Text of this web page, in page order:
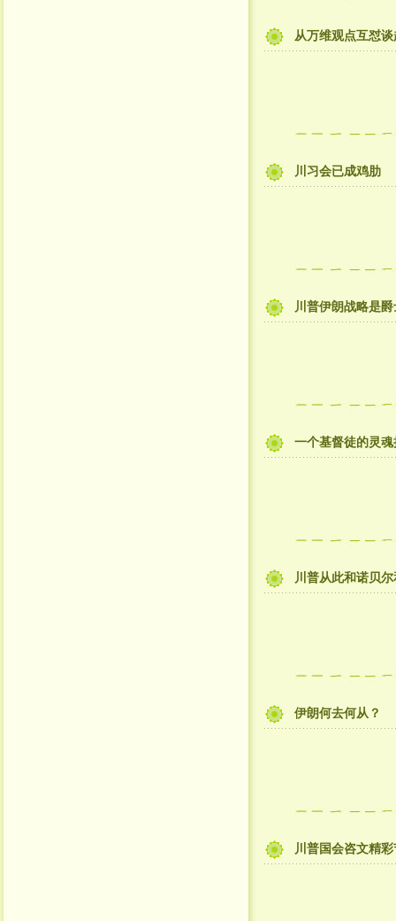
从万维观点互怼谈
川习会已成鸡肋
川普伊朗战略是
一个基督徒的灵魂
川普从此和诺贝
伊朗何去何从？
川普国会咨文精